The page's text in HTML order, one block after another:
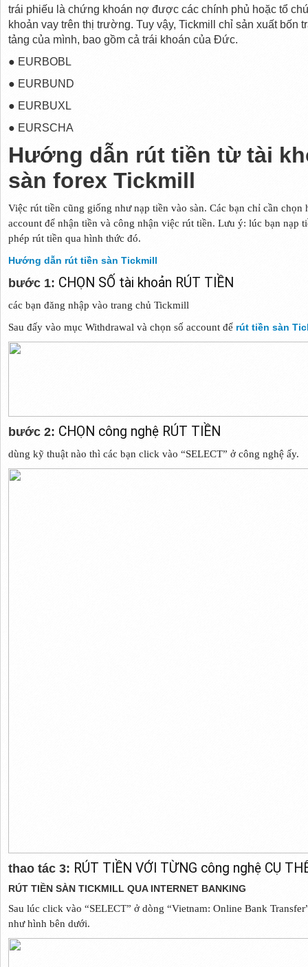
trái phiếu là chứng khoán nợ được các chính phủ hoặc tổ
khoản vay trên thị trường. Tuy vậy, Tickmill chỉ sản xuất
tảng của mình, bao gồm cả trái khoán của Đức.
● EURBOBL
● EURBUND
● EURBUXL
● EURSCHA
Hướng dẫn rút tiền từ tài
sàn forex Tickmill
Việc rút tiền cũng giống như nạp tiền vào sàn. Các bạn chỉ cần
account để nhận tiền và công nhận việc rút tiền. Lưu ý: lúc bạn nạp
phép rút tiền qua hình thức đó.
Hướng dẫn rút tiền sàn Tickmill
bước 1: CHỌN SỐ tài khoản RÚT TIỀN
các bạn đăng nhập vào trang chủ Tickmill
Sau đấy vào mục Withdrawal và chọn số account để rút tiền sàn
bước 2: CHỌN công nghệ RÚT TIỀN
dùng kỹ thuật nào thì các bạn click vào “SELECT” ở công nghệ ấy.
thao tác 3: RÚT TIỀN VỚI TỪNG công nghệ CỤ
RÚT TIỀN SÀN TICKMILL QUA INTERNET BANKING
Sau lúc click vào “SELECT” ở dòng “Vietnam: Online Bank
như hình bên dưới.